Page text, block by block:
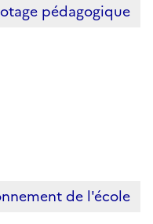
pédagogique
de l'école